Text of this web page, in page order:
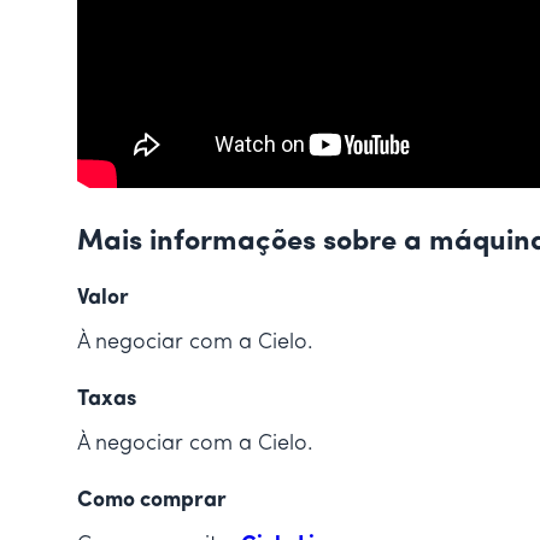
Mais informações sobre a
Valor
À negociar com a Cielo.
Taxas
À negociar com a Cielo.
Como comprar